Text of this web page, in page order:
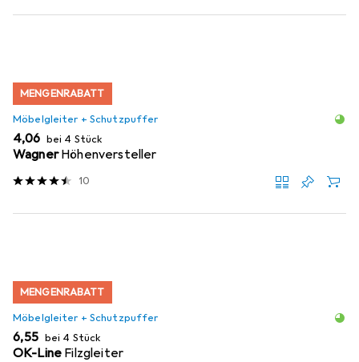
MENGENRABATT
Möbelgleiter + Schutzpuffer
EUR
4,06 bei 4 Stück
Wagner Höhenversteller
10
MENGENRABATT
Möbelgleiter + Schutzpuffer
EUR
6,55 bei 4 Stück
OK-Line Filzgleiter